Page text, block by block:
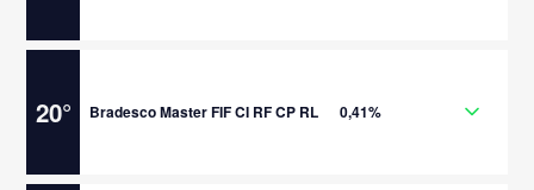
20° Bradesco Master FIF CI RF CP RL 0,41%